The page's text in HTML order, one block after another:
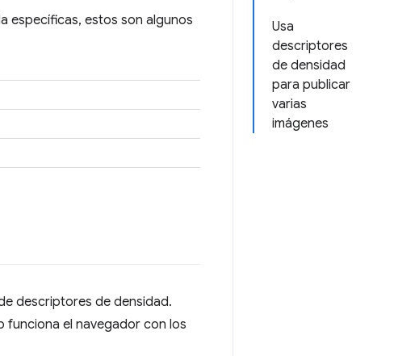
Usa
descriptores
de densidad
para publicar
varias
imágenes
específicas, estos son algunos
descriptores de densidad.
funciona el navegador con los